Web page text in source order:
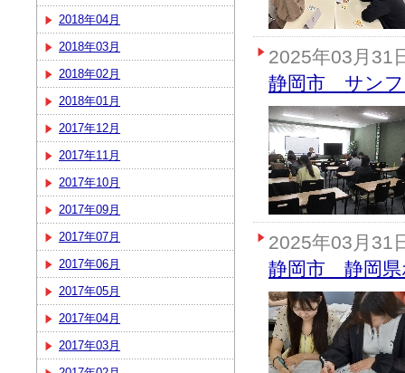
2018年04月
2018年03月
2018年02月
2018年01月
2017年12月
2017年11月
2017年10月
2017年09月
2017年07月
2017年06月
2017年05月
2017年04月
2017年03月
2025年03月31
静岡市 サンフ
2025年03月31
静岡市 静岡県